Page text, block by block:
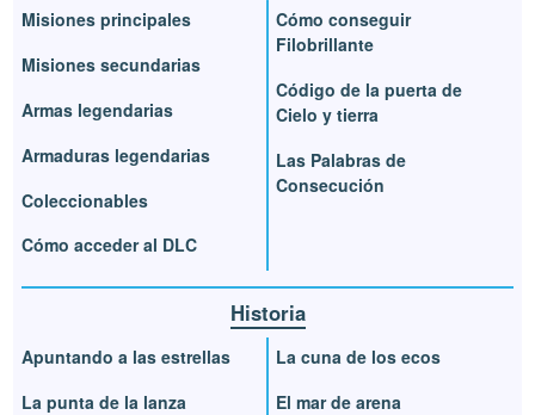
Misiones principales
Misiones secundarias
Armas legendarias
Armaduras legendarias
Coleccionables
Cómo acceder al DLC
Cómo conseguir
Filobrillante
Código de la puerta de
Cielo y tierra
Las Palabras de
Consecución
Historia
Apuntando a las estrellas
La punta de la lanza
La cuna de los ecos
El mar de arena